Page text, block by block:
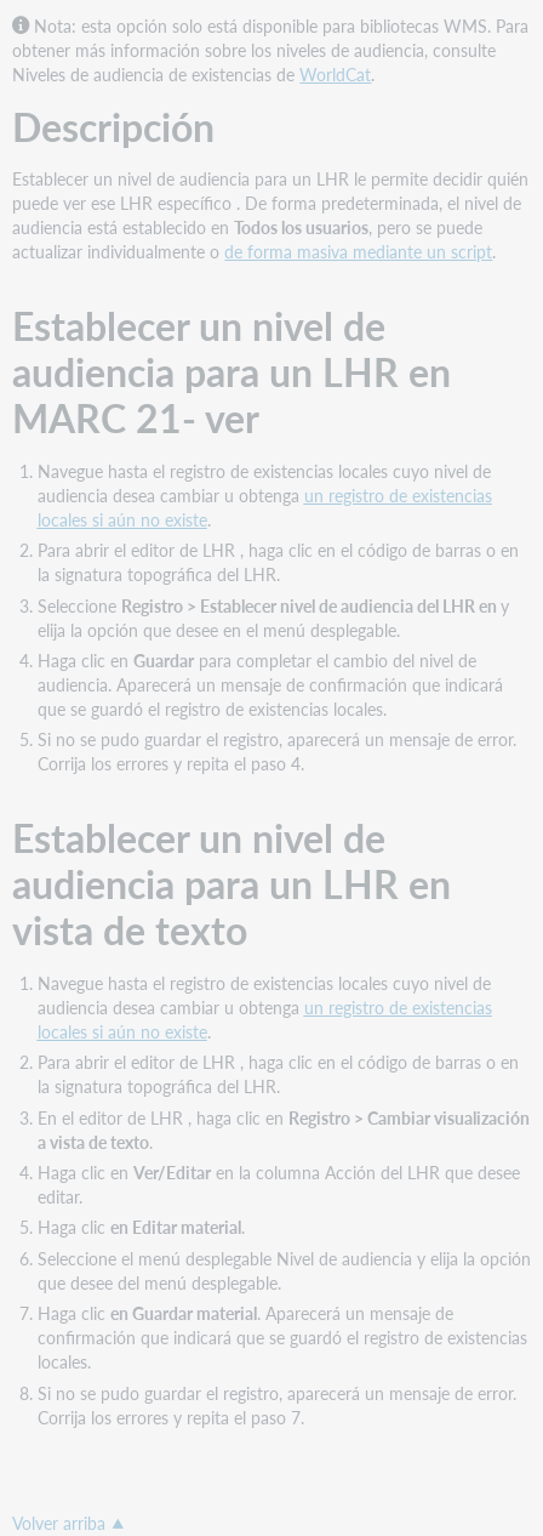
LHR
en
MARC
21-
Establecer
nivel
de
audiencia
para
LHR
en
vista
de
texto
Nota: esta opción solo está disponible para bibliotecas WMS. Para
obtener más información sobre los niveles de audiencia, consulte
Niveles de audiencia de existencias deWorldCat.
Descripción
Establecer un nivel de audiencia para un LHR le permite decidir quién
puede ver ese LHR específico . De forma predeterminada, el nivel de
audiencia está establecido enTodos los usuarios, pero se puede
actualizar individualmente ode forma masiva mediante un script.
Establecer un nivel de
audiencia para un LHR en
MARC 21- ver
Navegue hasta el registro de existencias locales cuyo nivel de
audiencia desea cambiar u obtenga un registro de existencias
locales si aún no existe.
Para abrir el editor de LHR , haga clic en el código de barras o en
la signatura topográfica del LHR.
Seleccione Registro > Establecer nivel de audiencia del LHR en y
elija la opción que desee en el menú desplegable.
Haga clic en Guardarpara completar el cambio del nivel de
audiencia. Aparecerá un mensaje de confirmación que indicará
que se guardó el registro de existencias locales.
Si no se pudo guardar el registro, aparecerá un mensaje de error.
Corrija los errores y repita el paso 4.
Establecer un nivel de
audiencia para un LHR en
vista de texto
Navegue hasta el registro de existencias locales cuyo nivel de
audiencia desea cambiar u obtenga un registro de existencias
locales si aún no existe.
Para abrir el editor de LHR , haga clic en el código de barras o en
la signatura topográfica del LHR.
En el editor de LHR , haga clic en Registro > Cambiar visualización
a vista de texto.
Haga clic en Ver/Editaren la columna Acción del LHR que desee
editar.
Haga clic en Editar material.
Seleccione el menú desplegable Nivel de audiencia y elija la opción
que desee del menú desplegable.
Haga clic en Guardar material. Aparecerá un mensaje de
confirmación que indicará que se guardó el registro de existencias
locales.
Si no se pudo guardar el registro, aparecerá un mensaje de error.
Corrija los errores y repita el paso 7.
Volver arriba